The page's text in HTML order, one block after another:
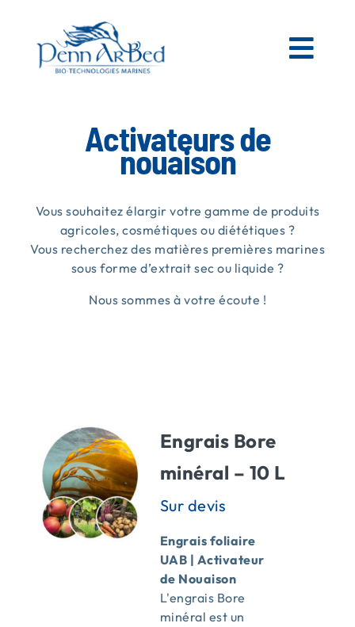
contenu
MATIÈRES PREMIÈRES MARINES
CONTACT
Activateurs de
nouaison
Vous souhaitez élargir votre gamme de produits
agricoles, cosmétiques ou diététiques ?
Vous recherchez des matières premières marines
sous forme d’extrait sec ou liquide ?
Nous sommes à votre écoute !
Engrais Bore
minéral – 10 L
Engrais foliaire
UAB | Activateur
de Nouaison
L'engrais Bore
minéral est un